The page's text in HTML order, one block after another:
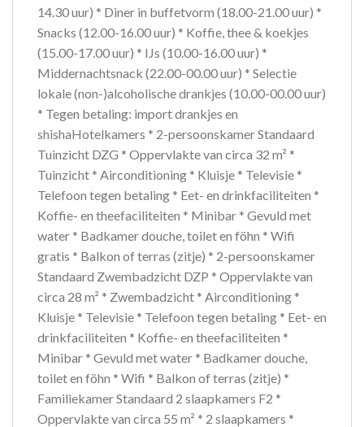
14.30 uur) * Diner in buffetvorm (18.00-21.00 uur) *
Snacks (12.00-16.00 uur) * Koffie, thee & koekjes
(15.00-17.00 uur) * IJs (10.00-16.00 uur) *
Middernachtsnack (22.00-00.00 uur) * Selectie
lokale (non-)alcoholische drankjes (10.00-00.00 uur)
* Tegen betaling: import drankjes en
shishaHotelkamers * 2-persoonskamer Standaard
Tuinzicht DZG * Oppervlakte van circa 32 m² *
Tuinzicht * Airconditioning * Kluisje * Televisie *
Telefoon tegen betaling * Eet- en drinkfaciliteiten *
Koffie- en theefaciliteiten * Minibar * Gevuld met
water * Badkamer douche, toilet en föhn * Wifi
gratis * Balkon of terras (zitje) * 2-persoonskamer
Standaard Zwembadzicht DZP * Oppervlakte van
circa 28 m² * Zwembadzicht * Airconditioning *
Kluisje * Televisie * Telefoon tegen betaling * Eet- en
drinkfaciliteiten * Koffie- en theefaciliteiten *
Minibar * Gevuld met water * Badkamer douche,
toilet en föhn * Wifi * Balkon of terras (zitje) *
Familiekamer Standaard 2 slaapkamers F2 *
Oppervlakte van circa 55 m² * 2 slaapkamers *